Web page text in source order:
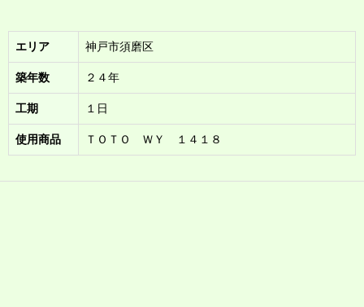
エリア 神戸市須磨区
築年数 ２４年
工期 １日
使用商品 ＴＯＴＯ ＷＹ １４１８